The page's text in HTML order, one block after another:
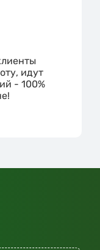
идут
- 100%